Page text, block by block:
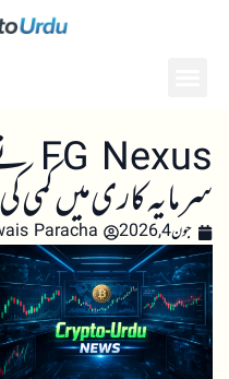
سرمایہ کاری میں کمی
جون 4, 2026 Paracha